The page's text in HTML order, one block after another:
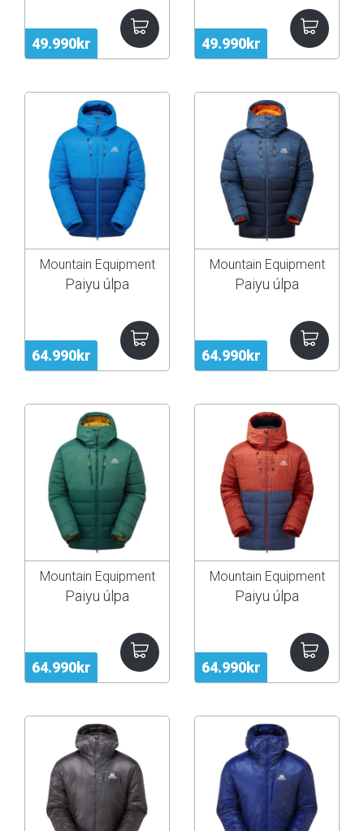
49.990kr 49.990kr
64.990kr
Mountain Equipment
Paiyu úlpa
64.990kr
Mountain Equipment
Paiyu úlpa
64.990kr
Mountain Equipment
Paiyu úlpa
64.990kr
Mountain Equipment
Paiyu úlpa